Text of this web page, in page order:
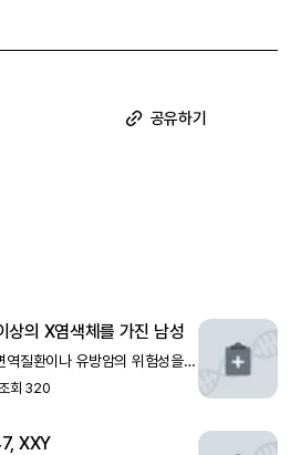
공유하기
상의 X염색체를 가진 남성
질환이나 유방암의 위험성을
남성호르몬 치료로 전립선암의
회 320
XXY